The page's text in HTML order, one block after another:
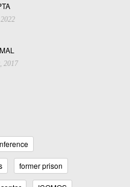
2017
former prison